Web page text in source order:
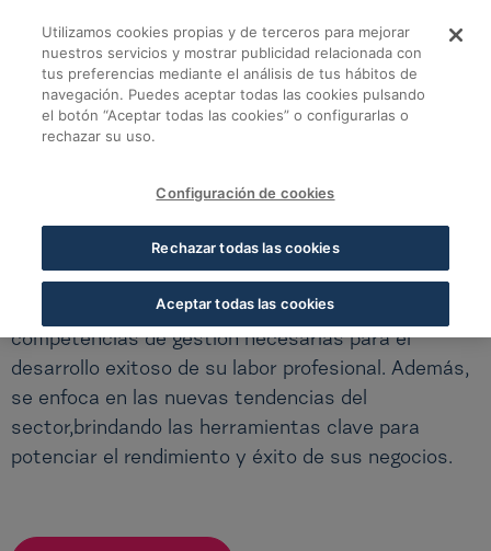
Programa ejecutivo
Volver a todos los cursos
Programa ejecutivo de gerencia - Sevilla
Este programa formativo está diseñado para que
los participantes adquieran todas las
competencias de gestión necesarias para el
desarrollo exitoso de su labor profesional. Además,
se enfoca en las nuevas tendencias del
sector,brindando las herramientas clave para
potenciar el rendimiento y éxito de sus negocios.
Utilizamos cookies propias y de terceros para mejorar
nuestros servicios y mostrar publicidad relacionada con
tus preferencias mediante el análisis de tus hábitos de
navegación. Puedes aceptar todas las cookies pulsando
el botón “Aceptar todas las cookies” o configurarlas o
rechazar su uso.
Configuración de cookies
Rechazar todas las cookies
Aceptar todas las cookies